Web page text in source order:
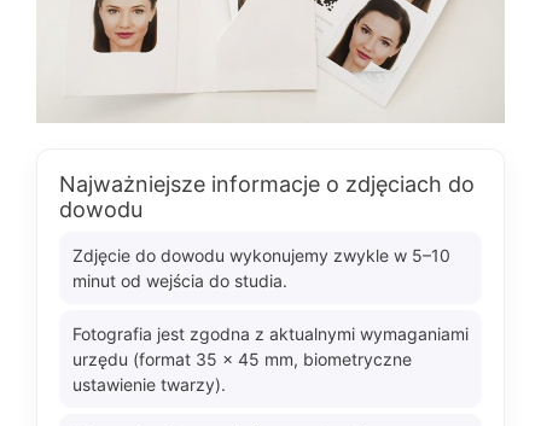
Najważniejsze informacje o zdjęciach do
dowodu
Zdjęcie do dowodu wykonujemy zwykle w 5–10
minut od wejścia do studia.
Fotografia jest zgodna z aktualnymi wymaganiami
urzędu (format 35 × 45 mm, biometryczne
ustawienie twarzy).